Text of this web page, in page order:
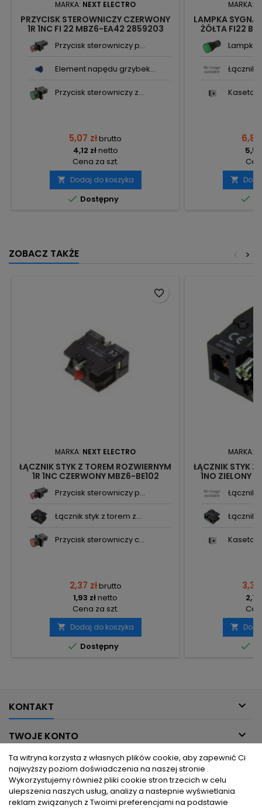
MARKA: NEXT ELECTRO
PRZYCISK STEROWNICZY CZERWONY
1R 1NC FI 22 MBZ6-EA42 2859203
Przycisk sterowniczy p...
Element napędu grzybek...
Przycisk sterowniczy z...
5,07 złbrutto
4,12 złnetto
Cena za szt.
 Dodaj do koszyka
 Dostępny
MARKA:
LAMPKA
ŻÓŁTA FI22
Lampka
Łącznik
Kaseta
6,88


ZOBACZ TAKŻE >
<
MARKA: NEXT ELECTRO
ŁĄCZNIK STYK Z TOREM ROZWIERNYM
1R 1NC CZERWONY MBZ6-BE102
Przycisk sterowniczy p...
Łącznik styk z torem z...
Przycisk sterowniczy c...
2,37 złbrutto
1,93 złnetto
Cena za szt.
 Dodaj do koszyka
 Dostępny
favorite_border
MARKA:
ŁĄCZNIK STYK Z
1NO ZIELONY
Łącznik
Łącznik
Kaseta
3,38


KONTAKT 
TWOJE KONTO 
INFORMACJE DLA CIEBIE 
PRODUKTY
Ta witryna korzysta z własnych plików cookie, aby zapewnić Ci
najwyższy poziom doświadczenia na naszej stronie .
Wykorzystujemy również pliki cookie stron trzecich w celu
ulepszenia naszych usług, analizy a nastepnie wyświetlania
reklam związanych z Twoimi preferencjami na podstawie